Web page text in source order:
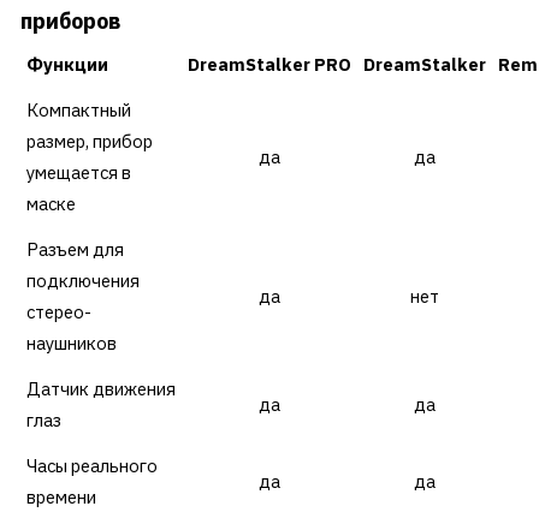
приборов
Функции DreamStalker PRO DreamStalker
Компактный
размер, прибор
умещается в
маске
да да
Разъем для
подключения
стерео-
наушников
да нет
Датчик движения
глаз
да да
Часы реального
времени
да да